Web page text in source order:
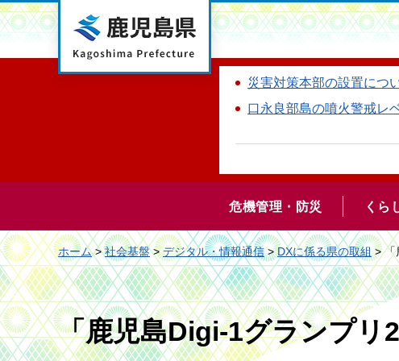
鹿児島県
災害対策本部の設置につ
口永良部島の噴火警戒レ
危機管理・防災 くら
ホーム>社会基盤>デジタル・情報通信>DXに係る県の取組> 「
「鹿児島Digi-1グランプリ